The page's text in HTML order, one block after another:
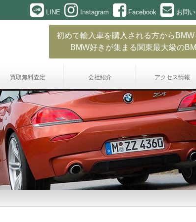
LINE Instagram Facebook お問
初めて輸入車を購入される方から
BMW好きが集まる関東最大級の
買取無料査定 会社紹介 アクセス情報